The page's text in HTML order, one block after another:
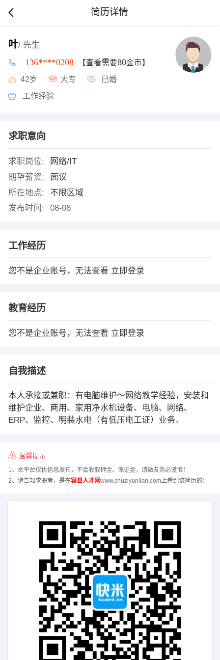
简历详情
叶/ 先生
136****0208 【查看需要80金币】
42岁 大专 已婚
工作经验
求职意向
求职岗位:
网络/IT
期望薪资:
面议
所在地点:
不限区域
发布时间:
08-08
工作经历
您不是企业账号，无法查看 立即登录
教育经历
您不是企业账号，无法查看 立即登录
自我描述
本人承接或兼职：有电脑维护～网络教学经验，安装和
维护企业、商用、家用净水机设备、电脑、网络、
ERP、监控、明装水电（有低压电工证）业务。
温馨提示
1、本平台仅供信息发布，不会收取押金、保证金，请微友务必谨慎！
2、请告知求职者，是在容县人才网www.shuziyunlian.com上看到该简历的！